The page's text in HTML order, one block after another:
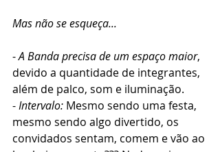
Mas não se esqueça...
- A Banda precisa de um espaço maior,
devido a quantidade de integrantes,
além de palco, som e iluminação.
- Intervalo: Mesmo sendo uma festa,
mesmo sendo algo divertido, os
convidados sentam, comem e vão ao